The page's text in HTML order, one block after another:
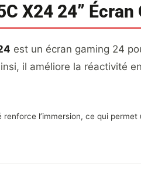
X24 24”
est un écran gaming 24
il améliore la réactivité
renforce l’immersion, ce qui